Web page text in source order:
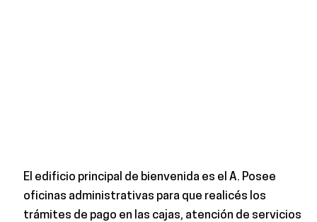
El edificio principal de bienvenida es el A. Posee
oficinas administrativas para que realicés los
trámites de pago en las cajas, atención de servicios